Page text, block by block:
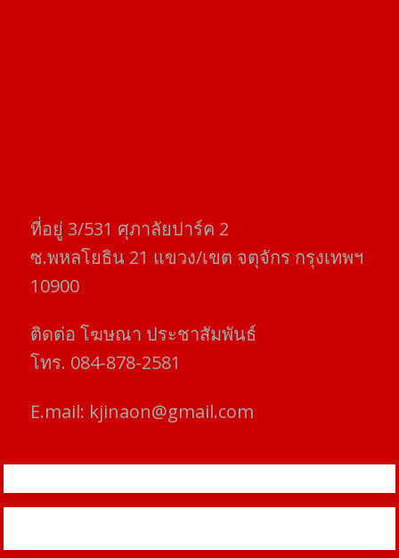
ที่อยู่​ 3/531​ ศุภาลัยปาร์ค​ 2
ซ.พหลโยธิน​ 21​ แขวง/เขต​ จตุจักร​ กรุงเทพฯ
10900
ติดต่อ​ โฆษณา​ ประชาสัมพันธ์
โทร​. 084-878-2581
E.mail: kjinaon@gmail.com